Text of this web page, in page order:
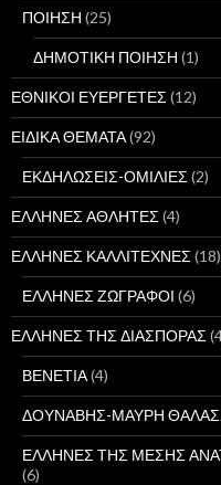
ΠΟΙΗΣΗ (25)
ΔΗΜΟΤΙΚΗ ΠΟΙΗΣΗ (1)
ΕΘΝΙΚΟΙ ΕΥΕΡΓΕΤΕΣ (12)
ΕΙΔΙΚΑ ΘΕΜΑΤΑ(92)
ΕΚΔΗΛΩΣΕΙΣ-ΟΜΙΛΙΕΣ (2)
ΕΛΛΗΝΕΣ ΑΘΛΗΤΕΣ (4)
ΕΛΛΗΝΕΣ ΚΑΛΛΙΤΕΧΝΕΣ (18)
ΕΛΛΗΝΕΣ ΖΩΓΡΑΦΟΙ (6)
ΕΛΛΗΝΕΣ ΤΗΣ ΔΙΑΣΠΟΡΑΣ
ΒΕΝΕΤΙΑ(4)
ΔΟΥΝΑΒΗΣ-ΜΑΥΡΗ
ΕΛΛΗΝΕΣ ΤΗΣ ΜΕΣΗΣ
(6)